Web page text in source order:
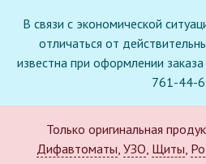
В связи с экономической
отличаться от
известна при оформлении
761-44-
Только оригинальная
Дифавтоматы, УЗО, Щиты,